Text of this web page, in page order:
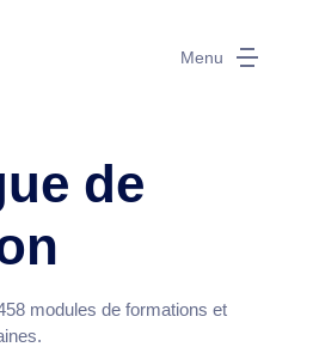
Menu
de
modules de formations et